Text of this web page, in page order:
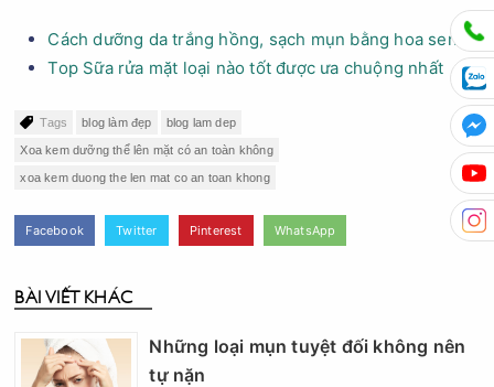
Cách dưỡng da trắng hồng, sạch mụn bằng hoa sen
Top Sữa rửa mặt loại nào tốt được ưa chuộng nhất
Tags blog làm đẹp blog lam dep
Xoa kem dưỡng thể lên mặt có an toàn không
xoa kem duong the len mat co an toan khong
Facebook Twitter Pinterest WhatsApp
BÀI VIẾT KHÁC
Những loại mụn tuyệt đối không nên
tự nặn